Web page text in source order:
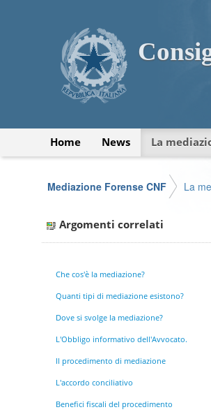
Home News La
Mediazione Forense CNF La
Argomenti correlati
Che cos'è la mediazione?
Quanti tipi di mediazione esistono?
Dove si svolge la mediazione?
L'Obbligo informativo dell'Avvocato.
Il procedimento di mediazione
L'accordo conciliativo
Benefici fiscali del procedimento